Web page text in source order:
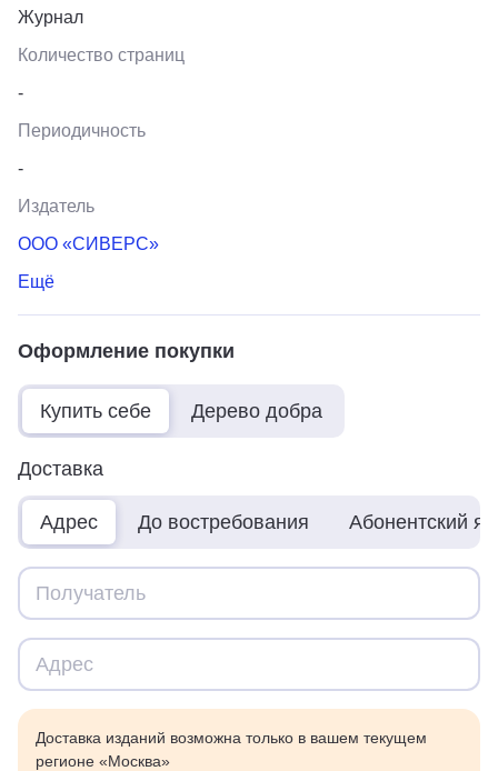
Журнал
Количество страниц
-
Периодичность
-
Издатель
ООО «СИВЕРС»
Ещё
Оформление покупки
Купить себе Дерево добра
Доставка
Адрес До востребования Абонентский
Доставка изданий возможна только в вашем текущем
регионе «Москва»